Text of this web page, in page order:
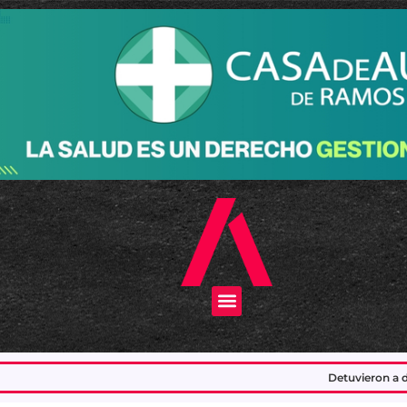
Menu
Detuvieron a dos delincuentes que